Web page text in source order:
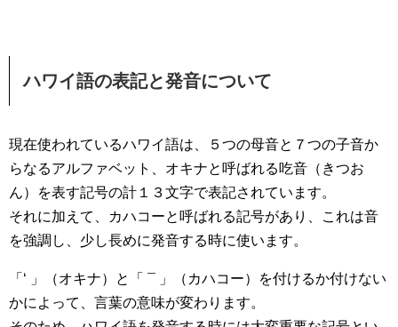
ハワイ語の表記と発音について
現在使われているハワイ語は、５つの母音と７つの子音か
らなるアルファベット、オキナと呼ばれる吃音（きつお
ん）を表す記号の計１３文字で表記されています。
それに加えて、カハコーと呼ばれる記号があり、これは音
を強調し、少し長めに発音する時に使います。
「‘ 」（オキナ）と「 ¯ 」（カハコー）を付けるか付けない
かによって、言葉の意味が変わります。